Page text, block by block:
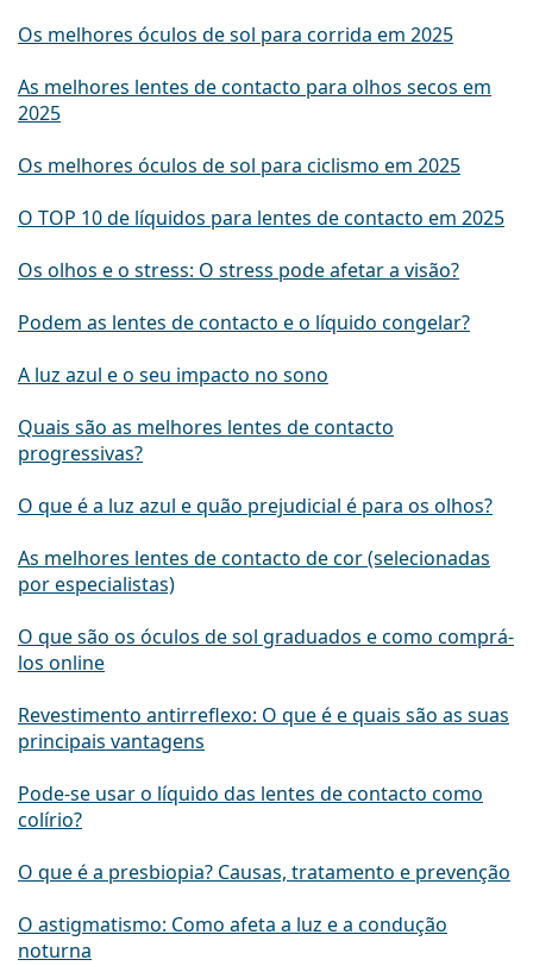
Os melhores óculos de sol para corrida em 2025
As melhores lentes de contacto para olhos secos em
2025
Os melhores óculos de sol para ciclismo em 2025
O TOP 10 de líquidos para lentes de contacto em 2025
Os olhos e o stress: O stress pode afetar a visão?
Podem as lentes de contacto e o líquido congelar?
A luz azul e o seu impacto no sono
Quais são as melhores lentes de contacto
progressivas?
O que é a luz azul e quão prejudicial é para os olhos?
As melhores lentes de contacto de cor (selecionadas
por especialistas)
O que são os óculos de sol graduados e como comprá-
los online
Revestimento antirreflexo: O que é e quais são as suas
principais vantagens
Pode-se usar o líquido das lentes de contacto como
colírio?
O que é a presbiopia? Causas, tratamento e prevenção
O astigmatismo: Como afeta a luz e a condução
noturna